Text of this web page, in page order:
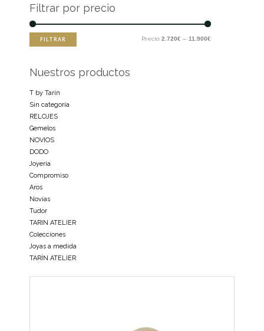
Filtrar por precio
FILTRAR Precio: 2.720€ — 11.900€
Nuestros productos
T by Tarín
Sin categoría
RELOJES
Gemelos
NOVIOS
DODO
Joyeria
Compromiso
Aros
Novias
Tudor
TARIN ATELIER
Colecciones
Joyas a medida
TARÍN ATELIER